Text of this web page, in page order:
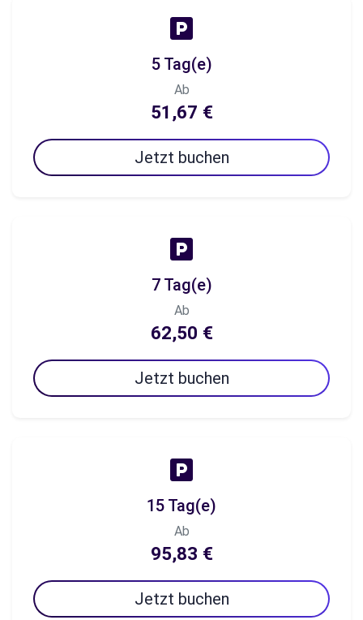
5 Tag(e)
Ab
51,67 €
Jetzt buchen
7 Tag(e)
Ab
62,50 €
Jetzt buchen
15 Tag(e)
Ab
95,83 €
Jetzt buchen